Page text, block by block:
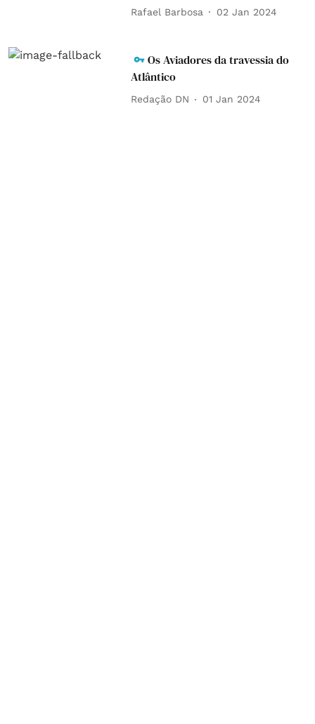
Rafael Barbosa 02 Jan 2024
Os Aviadores da travessia do
Atlântico
Redação DN 01 Jan 2024